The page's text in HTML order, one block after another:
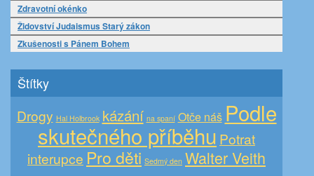
Zdravotní okénko
Židovství Judaismus Starý zákon
Zkušenosti s Pánem Bohem
Štítky
Drogy Hal Holbrook kázání na spaní Otče náš Podle
skutečného příběhu Potrat
interupce Pro děti Sedmý den Walter Veith